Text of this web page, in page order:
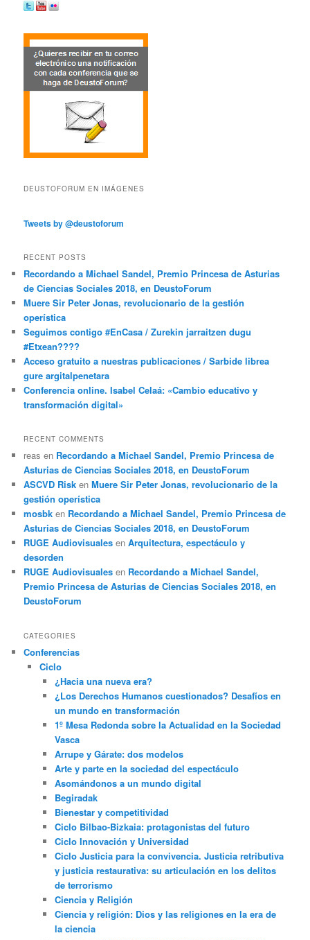
DEUSTOFORUM EN IMÁGENES
Tweets by @deustoforum
RECENT POSTS
Recordando a Michael Sandel, Premio Princesa de Asturias
de Ciencias Sociales 2018, en DeustoForum
Muere Sir Peter Jonas, revolucionario de la gestión
operística
Seguimos contigo #EnCasa / Zurekin jarraitzen dugu
#Etxean????
Acceso gratuito a nuestras publicaciones / Sarbide librea
gure argitalpenetara
Conferencia online. Isabel Celaá: «Cambio educativo y
transformación digital»
RECENT COMMENTS
reas en Recordando a Michael Sandel, Premio Princesa de
Asturias de Ciencias Sociales 2018, en DeustoForum
ASCVD Risk enMuere Sir Peter Jonas, revolucionario de la
gestión operística
mosbk en Recordando a Michael Sandel, Premio Princesa de
Asturias de Ciencias Sociales 2018, en DeustoForum
RUGE Audiovisuales enArquitectura, espectáculo y
desorden
RUGE Audiovisuales en Recordando a Michael Sandel,
Premio Princesa de Asturias de Ciencias Sociales 2018, en
DeustoForum
CATEGORIES
Conferencias
Ciclo
¿Hacia una nueva era?
¿Los Derechos Humanos cuestionados? Desafíos en
un mundo en transformación
1º Mesa Redonda sobre la Actualidad en la Sociedad
Vasca
Arrupe y Gárate: dos modelos
Arte y parte en la sociedad del espectáculo
Asomándonos a un mundo digital
Begiradak
Bienestar y competitividad
Ciclo Bilbao-Bizkaia: protagonistas del futuro
Ciclo Innovación y Universidad
Ciclo Justicia para la convivencia. Justicia retributiva
y justicia restaurativa: su articulación en los delitos
de terrorismo
Ciencia y Religión
Ciencia y religión: Dios y las religiones en la era de
la ciencia